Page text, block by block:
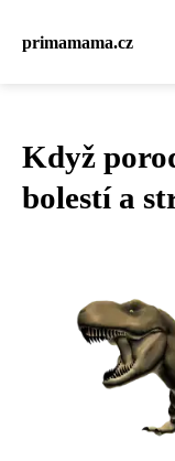
primamama.cz
Když
bolestí a